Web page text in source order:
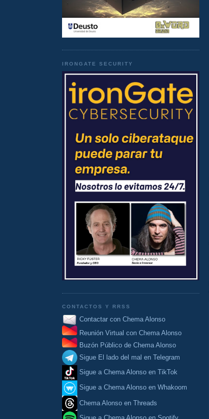
IRONGATE SECURITY
CONTACTOS Y RRSS
Contactar con Chema Alonso
Reunión Virtual con Chema Alonso
Buzón Público de Chema Alonso
Sigue El lado del mal en Telegram
Sigue a Chema Alonso en TikTok
Sigue a Chema Alonso en Whakoom
Chema Alonso en Threads